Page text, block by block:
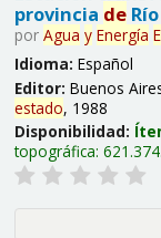
provincia de
por Agua y Energía
Idioma: Español
Editor: Buenos
estado, 1988
Disponibilidad:
topográfica: